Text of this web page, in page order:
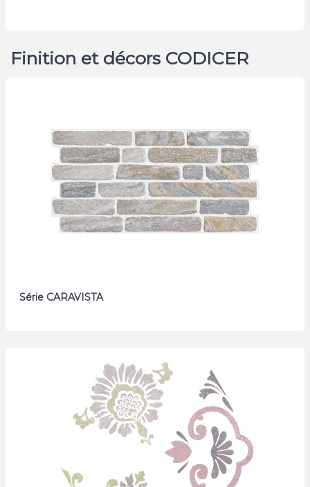
Finition et décors CODICER
Série CARAVISTA